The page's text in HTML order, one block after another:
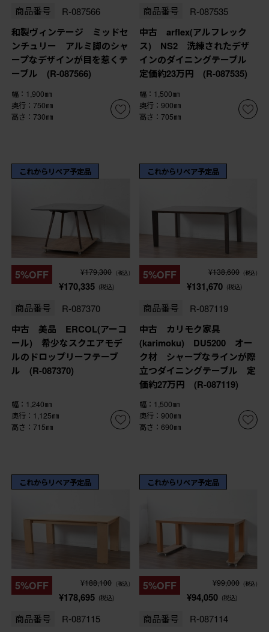
商品番号 R-087566
和製ヴィンテージ ミッドセ
ンチュリー アルミ脚のシャ
ープなデザインが目を惹くテ
ーブル (R-087566)
幅：1,900㎜
奥行：750㎜
高さ：730㎜
商品番号 R-087535
中古 arflex(アルフレック
ス) NS2 洗練されたデザ
インのダイニングテーブル
定価約23万円 (R-087535)
幅：1,500㎜
奥行：900㎜
高さ：705㎜
これからリペア予定品
5%OFF ¥179,300 (税込)
¥170,335 (税込)
商品番号 R-087370
中古 美品 ERCOL(アーコ
ール) 希少なスクエアモデ
ルのドロップリーフテーブ
ル (R-087370)
幅：1,240㎜
奥行：1,125㎜
高さ：715㎜
これからリペア予定品
5%OFF ¥138,600 (税込)
¥131,670 (税込)
商品番号 R-087119
中古 カリモク家具
(karimoku) DU5200 オー
ク材 シャープなラインが際
立つダイニングテーブル 定
価約27万円 (R-087119)
幅：1,500㎜
奥行：900㎜
高さ：690㎜
これからリペア予定品
5%OFF ¥188,100 (税込)
¥178,695 (税込)
商品番号 R-087115
これからリペア予定品
5%OFF ¥99,000 (税込)
¥94,050 (税込)
商品番号 R-087114